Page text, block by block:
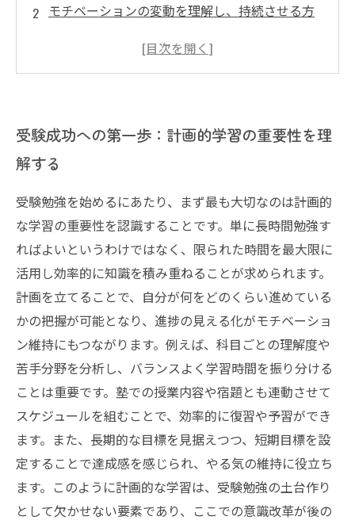
モチベーションの変動を理解し、持続させる方
効果的な勉強計画の立て方：科目別・時間配分
の向上
受験成功への総仕上げ：計画の見直しとモチベ
受験成功への第一歩：計画的学習の重要性を理
解する
受験勉強を始めるにあたり、まず最も大切なのは計画的
な学習の重要性を認識することです。単に長時間勉強す
ればよいというわけではなく、限られた時間を最大限に
活用し効率的に知識を積み重ねることが求められます。
計画を立てることで、自分が何をどのくらい進めている
かの把握が可能となり、進捗の見える化がモチベーショ
ン維持にもつながります。例えば、科目ごとの理解度や
苦手分野を分析し、バランスよく学習時間を振り分ける
ことは重要です。塾での授業内容や宿題とも連動させて
スケジュールを組むことで、効率的に復習や予習ができ
ます。また、長期的な目標を見据えつつ、短期目標を設
定することで達成感を感じられ、やる気の維持に役立ち
ます。このように計画的な学習は、受験勉強の土台作り
として欠かせない要素であり、ここでの意識改革が後の